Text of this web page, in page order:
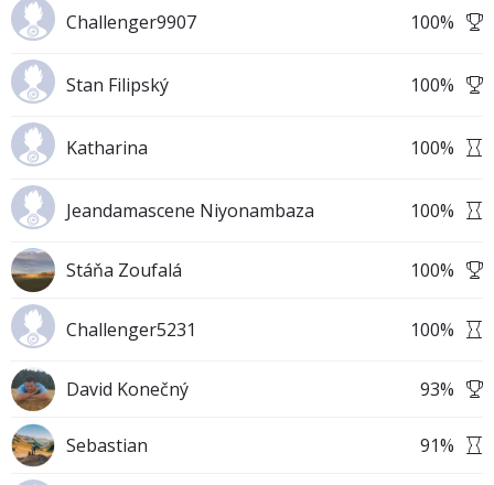
Challenger9907 100%
Stan Filipský 100%
Katharina 100%
Jeandamascene Niyonambaza 100%
Stáňa Zoufalá 100%
Challenger5231 100%
David Konečný 93%
Sebastian 91%